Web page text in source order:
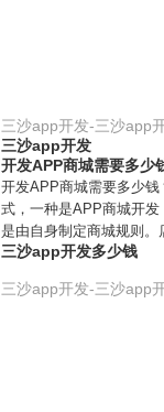
三沙app开发-三沙app
三沙app开发
开发APP商城需要多少
开发APP商城需要多少
式，一种是APP商城开
是由自身制定商城规则。
三沙app开发多少钱
三沙app开发-三沙app